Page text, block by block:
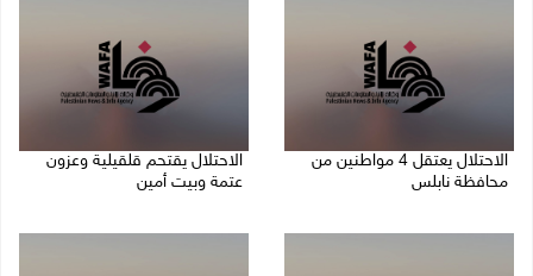
الاحتلال يعتقل 4 مواطنين من
محافظة نابلس
الاحتلال يقتحم قلقيلية وعزون
عتمة وبيت أمين